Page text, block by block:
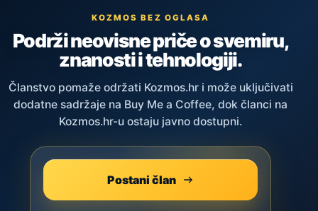
KOZMOS BEZ OGLASA
Podrži neovisne priče o svemiru,
znanosti i tehnologiji.
Članstvo pomaže održati Kozmos.hr i može uključivati
dodatne sadržaje na Buy Me a Coffee, dok članci na
Kozmos.hr-u ostaju javno dostupni.
Postani član